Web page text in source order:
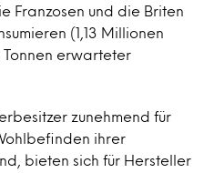
Franzosen und die Briten
(1,13 Millionen
Tonnen erwarteter
zunehmend für
ihrer
bieten sich für Hersteller